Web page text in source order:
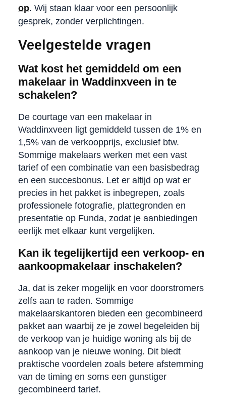
op. Wij staan klaar voor een persoonlijk
gesprek, zonder verplichtingen.
Veelgestelde vragen
Wat kost het gemiddeld om een
makelaar in Waddinxveen in te
schakelen?
De courtage van een makelaar in
Waddinxveen ligt gemiddeld tussen de 1% en
1,5% van de verkoopprijs, exclusief btw.
Sommige makelaars werken met een vast
tarief of een combinatie van een basisbedrag
en een succesbonus. Let er altijd op wat er
precies in het pakket is inbegrepen, zoals
professionele fotografie, plattegronden en
presentatie op Funda, zodat je aanbiedingen
eerlijk met elkaar kunt vergelijken.
Kan ik tegelijkertijd een verkoop- en
aankoopmakelaar inschakelen?
Ja, dat is zeker mogelijk en voor doorstromers
zelfs aan te raden. Sommige
makelaarskantoren bieden een gecombineerd
pakket aan waarbij ze je zowel begeleiden bij
de verkoop van je huidige woning als bij de
aankoop van je nieuwe woning. Dit biedt
praktische voordelen zoals betere afstemming
van de timing en soms een gunstiger
gecombineerd tarief.